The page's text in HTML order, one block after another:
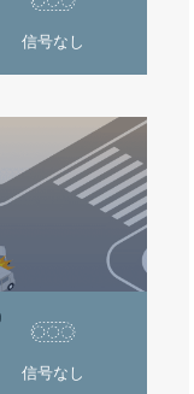
信号なし
信号なし